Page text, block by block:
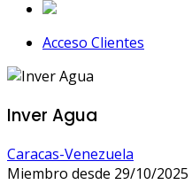
Acceso Clientes
Inver Agua
Caracas-Venezuela
Miembro desde 29/10/2025